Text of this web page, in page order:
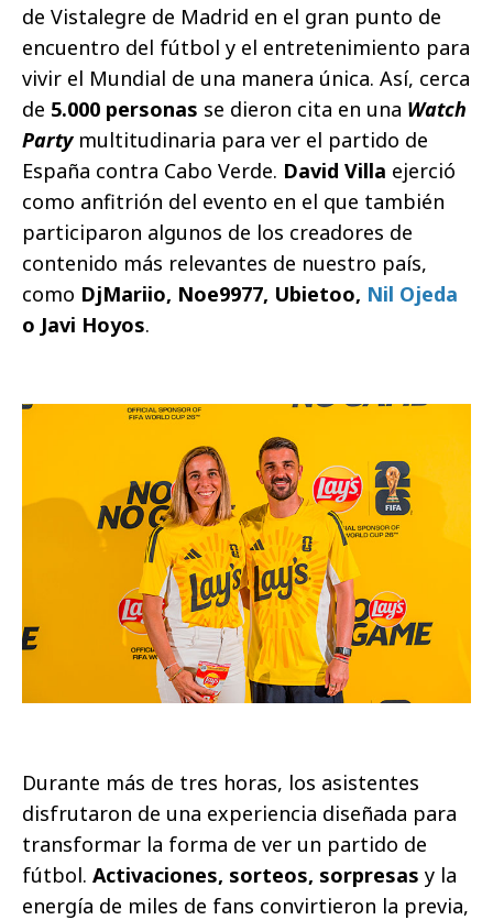
de Vistalegre de Madrid en el gran punto de
encuentro del fútbol y el entretenimiento para
vivir el Mundial de una manera única. Así, cerca
de 5.000 personas se dieron cita en una Watch
Party multitudinaria para ver el partido de
España contra Cabo Verde. David Villa ejerció
como anfitrión del evento en el que también
participaron algunos de los creadores de
contenido más relevantes de nuestro país,
como DjMariio, Noe9977, Ubietoo, Nil Ojeda
o Javi Hoyos.
Durante más de tres horas, los asistentes
disfrutaron de una experiencia diseñada para
transformar la forma de ver un partido de
fútbol. Activaciones, sorteos, sorpresas y la
energía de miles de fans convirtieron la previa,